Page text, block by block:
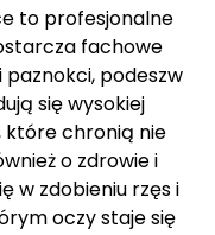
to profesjonalne
fachowe
podeszw
się wysokiej
które chronią nie
o zdrowie i
w zdobieniu rzęs i
oczy staje się